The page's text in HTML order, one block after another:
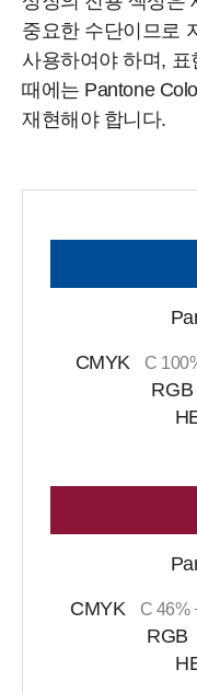
중요한 수단이므로
사용하여야 하며,
때에는 Pantone
재현해야 합니다.
CMYK C
RGB
CMYK C 46%
RGB